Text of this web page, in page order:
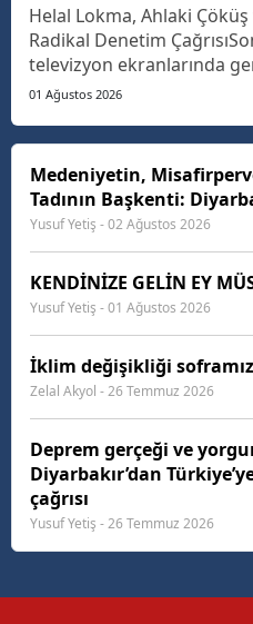
Helal Lokma, Ahlaki
Radikal Denetim
televizyon ekranlarında
art arda yayımlanan gıda
İnsanımızın günlük
köfteye,...
01 Ağustos 2026
Medeniyetin,
Tadının Başkenti:
Yusuf Yetiş - 02 Ağustos 2026
KENDİNİZE GELİN EY
Yusuf Yetiş - 01 Ağustos 2026
İklim değişikliği
Zelal Akyol - 26 Temmuz 2026
Deprem gerçeği ve
Diyarbakır’dan
çağrısı
Yusuf Yetiş - 26 Temmuz 2026